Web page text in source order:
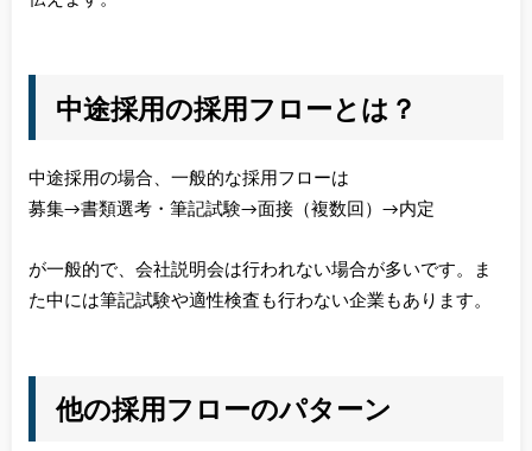
中途採用の採用フローとは？
中途採用の場合、一般的な採用フローは
募集→書類選考・筆記試験→面接（複数回）→内定
が一般的で、会社説明会は行われない場合が多いです。ま
た中には筆記試験や適性検査も行わない企業もあります。
他の採用フローのパターン